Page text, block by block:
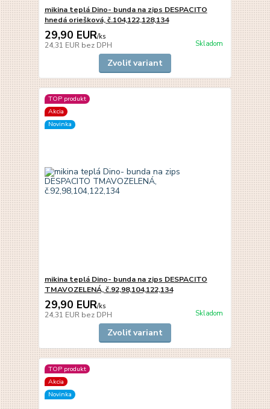
mikina teplá Dino- bunda na zips DESPACITO
hnedá oriešková, č.104,122,128,134
29,90 EUR/ks
24,31 EUR bez DPH Skladom
Zvoliť variant
TOP produkt
Akcia
Novinka
mikina teplá Dino- bunda na zips DESPACITO
TMAVOZELENÁ, č.92,98,104,122,134
29,90 EUR/ks
24,31 EUR bez DPH Skladom
Zvoliť variant
TOP produkt
Akcia
Novinka